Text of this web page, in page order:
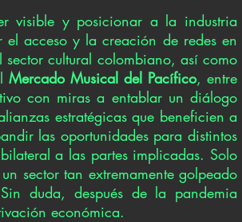
visible y posicionar a la industria
acceso y la creación de redes en
sector cultural colombiano, así como
Mercado Musical del Pacífico, entre
con miras a entablar un diálogo
estratégicas que beneficien a
las oportunidades para distintos
a las partes implicadas. Solo
sector tan extremamente golpeado
duda, después de la pandemia
económica.